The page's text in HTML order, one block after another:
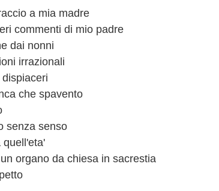
a mia madre
commenti di mio padre
dai nonni
irrazionali
che spavento
senza senso
quell'eta'
organo da chiesa in sacrestia